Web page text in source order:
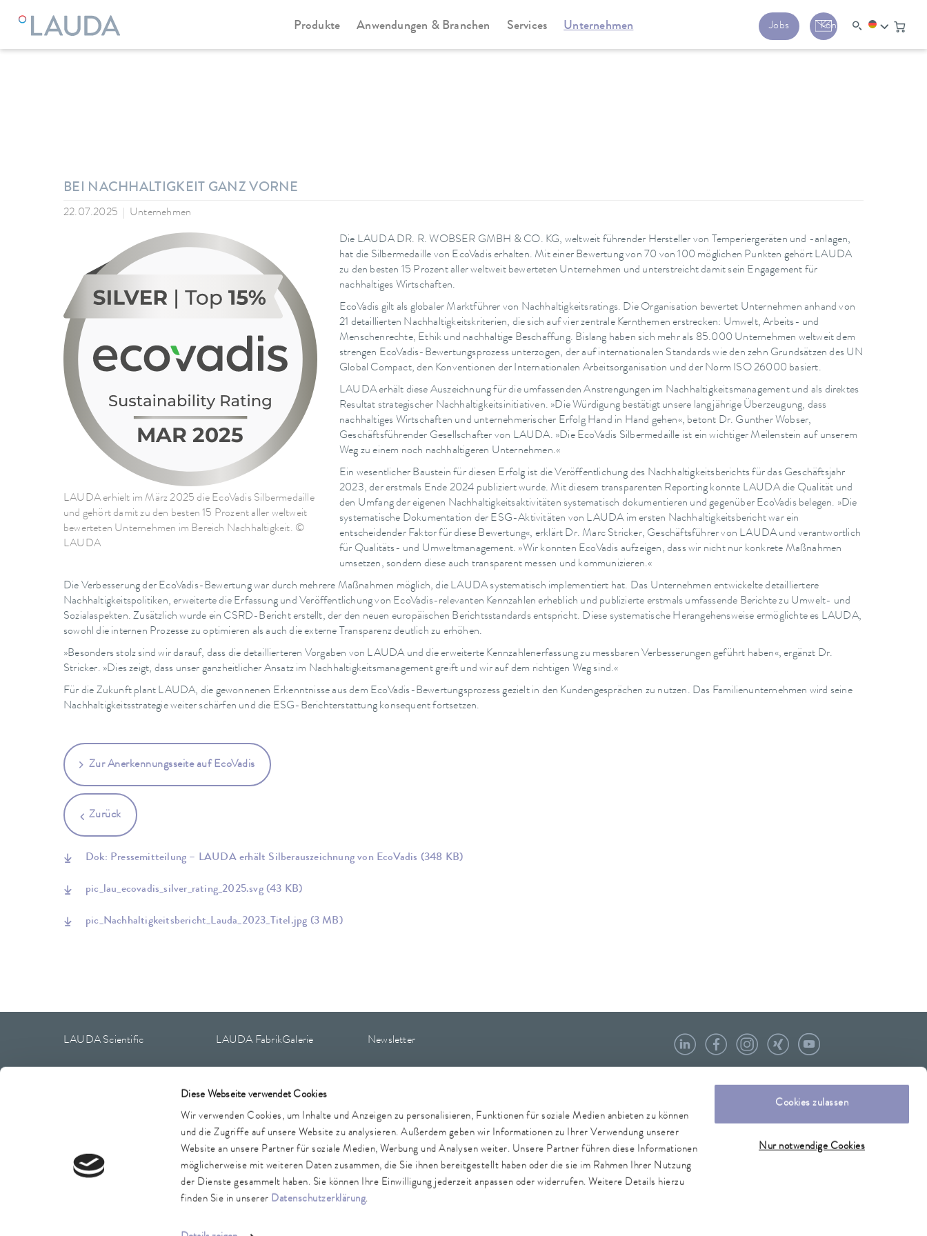
Diese Webseite verwendet Cookies
Wir verwenden Cookies, um Inhalte und Anzeigen zu personalisieren, Funktionen für soziale Medien anbieten zu können
und die Zugriffe auf unsere Website zu analysieren. Außerdem geben wir Informationen zu Ihrer Verwendung unserer
Website an unsere Partner für soziale Medien, Werbung und Analysen weiter. Unsere Partner führen diese Informationen
möglicherweise mit weiteren Daten zusammen, die Sie ihnen bereitgestellt haben oder die sie im Rahmen Ihrer Nutzung
der Dienste gesammelt haben. Sie können Ihre Einwilligung jederzeit anpassen oder widerrufen. Weitere Details hierzu
finden Sie in unserer Datenschutzerklärung.
Cookies zulassen
Nur notwendige Cookies
Produkte Anwendungen & Branchen Services Unternehmen Jobs Kontakt
LAUDA Unternehmen
BEI NACHHALTIGKEIT GANZ VORNE
22.07.2025 Unternehmen
LAUDA erhielt im März 2025 die EcoVadis Silbermedaille
und gehört damit zu den besten 15 Prozent aller weltweit
bewerteten Unternehmen im Bereich Nachhaltigkeit. ©
LAUDA
Die LAUDA DR. R. WOBSER GMBH & CO. KG, weltweit führender Hersteller von Temperiergeräten und -anlagen,
hat die Silbermedaille von EcoVadis erhalten. Mit einer Bewertung von 70 von 100 möglichen Punkten gehört LAUDA
zu den besten 15 Prozent aller weltweit bewerteten Unternehmen und unterstreicht damit sein Engagement für
nachhaltiges Wirtschaften.
EcoVadis gilt als globaler Marktführer von Nachhaltigkeitsratings. Die Organisation bewertet Unternehmen anhand von
21 detaillierten Nachhaltigkeitskriterien, die sich auf vier zentrale Kernthemen erstrecken: Umwelt, Arbeits- und
Menschenrechte, Ethik und nachhaltige Beschaffung. Bislang haben sich mehr als 85.000 Unternehmen weltweit dem
strengen EcoVadis-Bewertungsprozess unterzogen, der auf internationalen Standards wie den zehn Grundsätzen des UN
Global Compact, den Konventionen der Internationalen Arbeitsorganisation und der Norm ISO 26000 basiert.
LAUDA erhält diese Auszeichnung für die umfassenden Anstrengungen im Nachhaltigkeitsmanagement und als direktes
Resultat strategischer Nachhaltigkeitsinitiativen. »Die Würdigung bestätigt unsere langjährige Überzeugung, dass
nachhaltiges Wirtschaften und unternehmerischer Erfolg Hand in Hand gehen«, betont Dr. Gunther Wobser,
Geschäftsführender Gesellschafter von LAUDA. »Die EcoVadis Silbermedaille ist ein wichtiger Meilenstein auf unserem
Weg zu einem noch nachhaltigeren Unternehmen.«
Ein wesentlicher Baustein für diesen Erfolg ist die Veröffentlichung des Nachhaltigkeitsberichts für das Geschäftsjahr
2023, der erstmals Ende 2024 publiziert wurde. Mit diesem transparenten Reporting konnte LAUDA die Qualität und
den Umfang der eigenen Nachhaltigkeitsaktivitäten systematisch dokumentieren und gegenüber EcoVadis belegen. »Die
systematische Dokumentation der ESG-Aktivitäten von LAUDA im ersten Nachhaltigkeitsbericht war ein
entscheidender Faktor für diese Bewertung«, erklärt Dr. Marc Stricker, Geschäftsführer von LAUDA und verantwortlich
für Qualitäts- und Umweltmanagement. »Wir konnten EcoVadis aufzeigen, dass wir nicht nur konkrete Maßnahmen
umsetzen, sondern diese auch transparent messen und kommunizieren.«
Die Verbesserung der EcoVadis-Bewertung war durch mehrere Maßnahmen möglich, die LAUDA systematisch implementiert hat. Das Unternehmen entwickelte detailliertere
Nachhaltigkeitspolitiken, erweiterte die Erfassung und Veröffentlichung von EcoVadis-relevanten Kennzahlen erheblich und publizierte erstmals umfassende Berichte zu Umwelt- und
Sozialaspekten. Zusätzlich wurde ein CSRD-Bericht erstellt, der den neuen europäischen Berichtsstandards entspricht. Diese systematische Herangehensweise ermöglichte es LAUDA,
sowohl die internen Prozesse zu optimieren als auch die externe Transparenz deutlich zu erhöhen.
»Besonders stolz sind wir darauf, dass die detaillierteren Vorgaben von LAUDA und die erweiterte Kennzahlenerfassung zu messbaren Verbesserungen geführt haben«, ergänzt Dr.
Stricker. »Dies zeigt, dass unser ganzheitlicher Ansatz im Nachhaltigkeitsmanagement greift und wir auf dem richtigen Weg sind.«
Für die Zukunft plant LAUDA, die gewonnenen Erkenntnisse aus dem EcoVadis-Bewertungsprozess gezielt in den Kundengesprächen zu nutzen. Das Familienunternehmen wird seine
Nachhaltigkeitsstrategie weiter schärfen und die ESG-Berichterstattung konsequent fortsetzen.
Zur Anerkennungsseite auf EcoVadis
Zurück
Dok: Pressemitteilung – LAUDA erhält Silberauszeichnung von EcoVadis (348 KB)
pic_lau_ecovadis_silver_rating_2025.svg (43 KB)
pic_Nachhaltigkeitsbericht_Lauda_2023_Titel.jpg (3 MB)
LAUDA Scientific LAUDA FabrikGalerie Newsletter
Garantiebedingungen Datenschutz Hinweisgeber Sicherheit Einkaufsbedingungen Sitemap